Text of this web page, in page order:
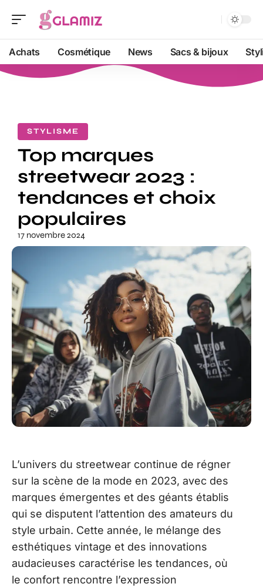
Achats Cosmétique News Sacs & bijoux
STYLISME
Top marques
streetwear 2023 :
tendances et choix
populaires
17 novembre 2024
L’univers du streetwear continue de régner
sur la scène de la mode en 2023, avec des
marques émergentes et des géants établis
qui se disputent l’attention des amateurs du
style urbain. Cette année, le mélange des
esthétiques vintage et des innovations
audacieuses caractérise les tendances, où
le confort rencontre l’expression